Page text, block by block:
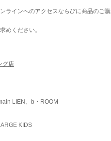
ラインへのアクセスならびに商品のご購
めください。
グ店
LIEN、b・ROOM
KIDS